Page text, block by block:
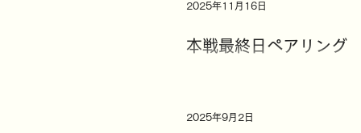
本戦最終日ペアリング
2025年11月16日
2025年9月2日